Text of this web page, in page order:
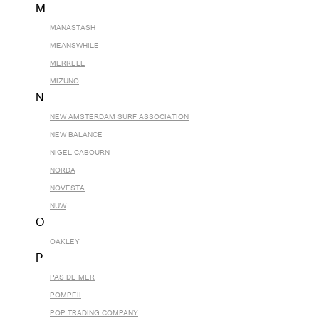
M
MANASTASH
MEANSWHILE
MERRELL
MIZUNO
N
NEW AMSTERDAM SURF ASSOCIATION
NEW BALANCE
NIGEL CABOURN
NORDA
NOVESTA
NUW
O
OAKLEY
P
PAS DE MER
POMPEII
POP TRADING COMPANY